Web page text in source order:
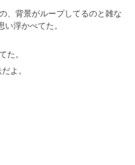
、背景がループしてるのと雑な
浮かべてた。
た。
よ。